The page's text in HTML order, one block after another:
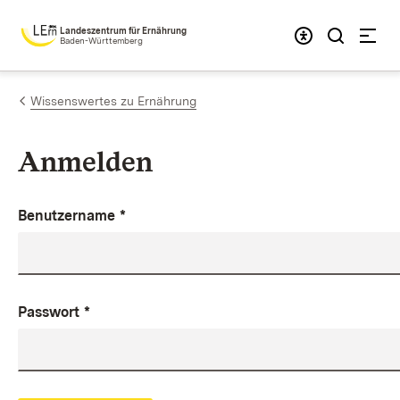
Zum Inhalt springen
Landeszentrum für Ernährung
Baden-Württemberg
Wissenswertes zu Ernährung
Anmelden
Benutzername *
Passwort *